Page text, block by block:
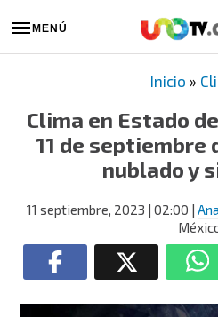
MENÚ
Inicio »
Clima en Estado
11 de septiembre
nublado y
11 septiembre, 2023 | 02:00 |